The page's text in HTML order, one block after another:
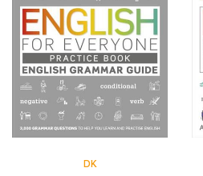
DK